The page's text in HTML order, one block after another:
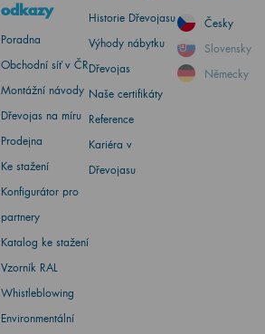
odkazy
Poradna
Obchodní síť v ČR
Montážní návody
Dřevojas na míru
Prodejna
Ke stažení
Konfigurátor pro
partnery
Katalog ke stažení
Vzorník RAL
Whistleblowing
Environmentální
Historie Dřevojasu
Výhody nábytku
Dřevojas
Naše certifikáty
Reference
Kariéra v
Dřevojasu
Česky
Slovensky
Německy